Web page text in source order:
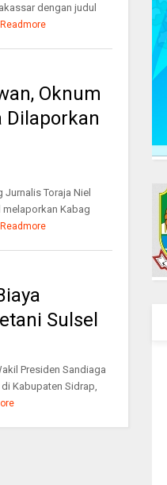
dengan judul
Readmore
Oknum
Dilaporkan
Jurnalis Toraja Niel
Kabag
Readmore
Sulsel
Presiden Sandiaga
Kabupaten Sidrap,